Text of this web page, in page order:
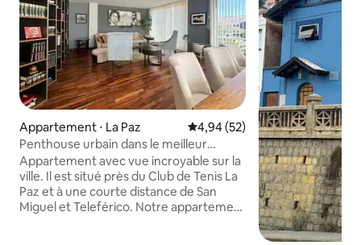
Appartement ⋅ La Paz Évaluation moyenne sur la
4,94 (52)
Penthouse urbain dans le meilleur
quartier de La Paz
Appartement avec vue incroyable sur la
ville. Il est situé près du Club de Tenis La
Paz et à une courte distance de San
Miguel et Teleférico. Notre appartement